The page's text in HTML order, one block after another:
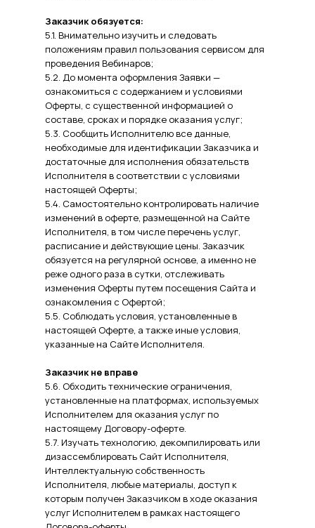
Заказчик обязуется:
5.1. Внимательно изучить и следовать
положениям правил пользования сервисом для
проведения Вебинаров;
5.2. До момента оформления Заявки —
ознакомиться с содержанием и условиями
Оферты, с существенной информацией о
составе, сроках и порядке оказания услуг;
5.3. Сообщить Исполнителю все данные,
необходимые для идентификации Заказчика и
достаточные для исполнения обязательств
Исполнителя в соответствии с условиями
настоящей Оферты;
5.4. Самостоятельно контролировать наличие
изменений в оферте, размещенной на Сайте
Исполнителя, в том числе перечень услуг,
расписание и действующие цены. Заказчик
обязуется на регулярной основе, а именно не
реже одного раза в сутки, отслеживать
изменения Оферты путем посещения Сайта и
ознакомления с Офертой;
5.5. Соблюдать условия, установленные в
настоящей Оферте, а также иные условия,
указанные на Сайте Исполнителя.
Заказчик не вправе
5.6. Обходить технические ограничения,
установленные на платформах, используемых
Исполнителем для оказания услуг по
настоящему Договору-оферте.
5.7. Изучать технологию, декомпилировать или
дизассемблировать Сайт Исполнителя,
Интеллектуальную собственность
Исполнителя, любые материалы, доступ к
которым получен Заказчиком в ходе оказания
услуг Исполнителем в рамках настоящего